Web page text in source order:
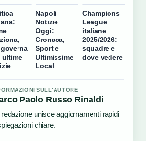
ultime
Napoli
Notizie
Oggi:
Cronaca,
Sport e
Ultimissime
Locali
Champions
League
italiane
2025/2026:
squadre e
dove vedere
SULL'AUTORE
Paolo Russo Rinaldi
redazione unisce aggiornamenti rapidi
chiare.